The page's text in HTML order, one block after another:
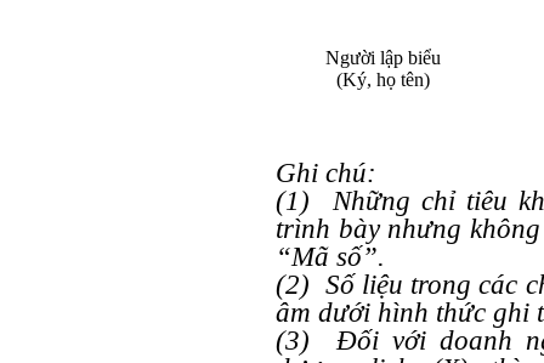
Người lập biểu
(Ký, họ tên)
Ghi chú:
(1) Những chỉ tiêu
trình bày nhưng
“Mã số”.
(2) Số liệu trong các
âm dưới hình thức ghi
(3)Đối với doanh